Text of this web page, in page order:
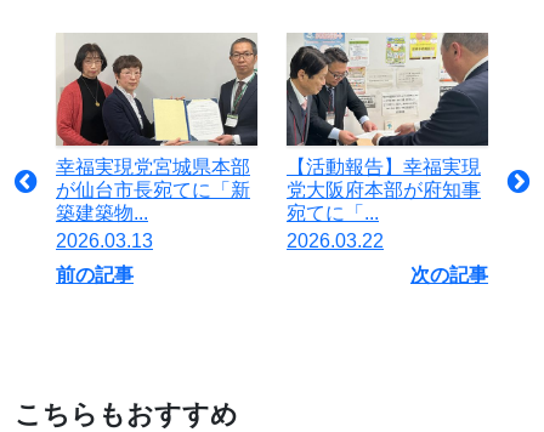
幸福実現党宮城県本部
が仙台市長宛てに「新
築建築物...
2026.03.13
前の記事
【活動報告】幸福実現
党大阪府本部が府知事
宛てに「...
2026.03.22
次の記事
こちらもおすすめ